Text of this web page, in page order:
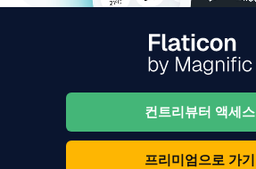
컨트리뷰터 액세스
프리미엄으로 가기